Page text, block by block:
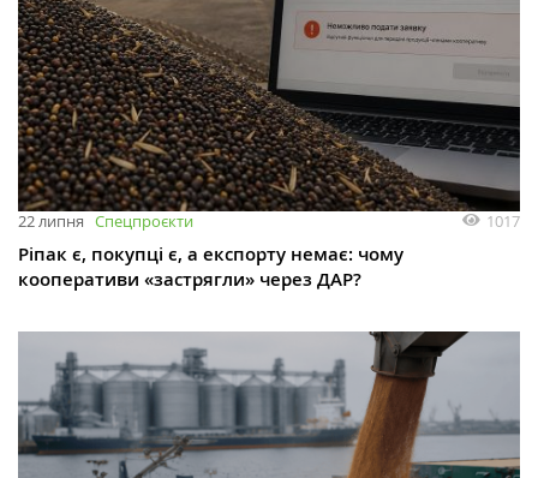
22 липня Спецпроєкти 1017
Ріпак є, покупці є, а експорту немає: чому
кооперативи «застрягли» через ДАР?